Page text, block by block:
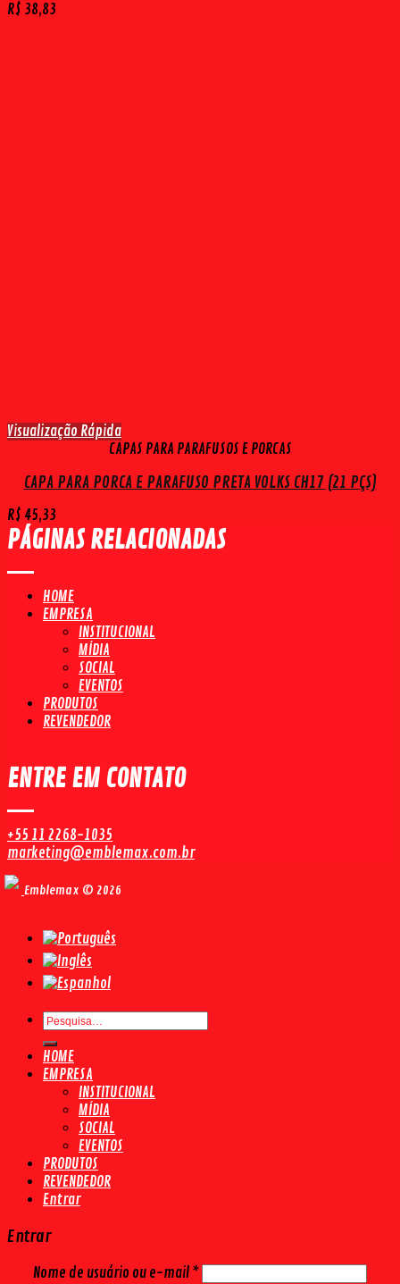
R$ 38,83
Visualização Rápida
CAPAS PARA PARAFUSOS E PORCAS
CAPA PARA PORCA E PARAFUSO PRETA VOLKS CH17 (21 PÇS)
R$ 45,33
PÁGINAS RELACIONADAS
HOME
EMPRESA
INSTITUCIONAL
MÍDIA
SOCIAL
EVENTOS
PRODUTOS
REVENDEDOR
ENTRE EM CONTATO
+55 11 2268-1035
marketing@emblemax.com.br
Emblemax © 2026
Pesquisar
por:
HOME
EMPRESA
INSTITUCIONAL
MÍDIA
SOCIAL
EVENTOS
PRODUTOS
REVENDEDOR
Entrar
Entrar
Nome de usuário ou e-mail *